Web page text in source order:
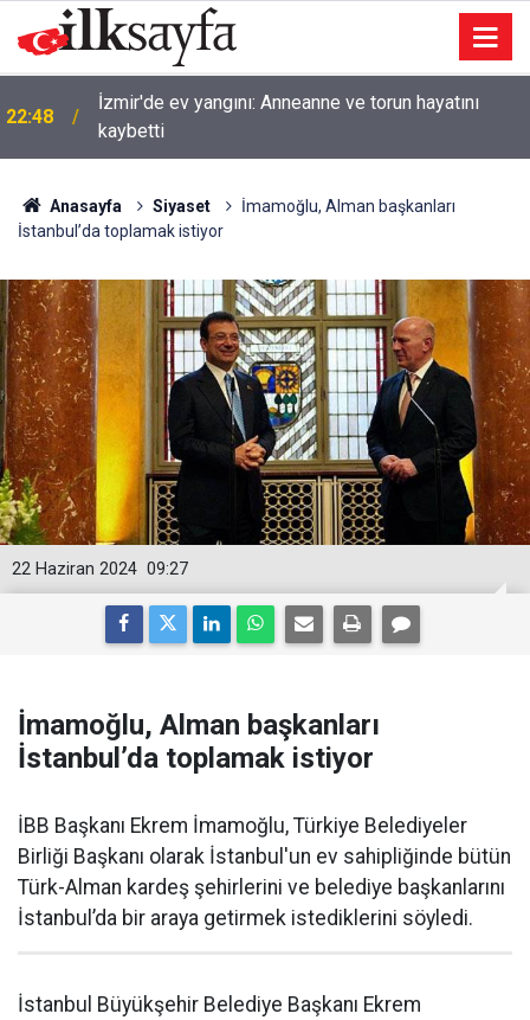
22:48
İzmir'de ev yangını: Anneanne ve torun hayatını
kaybetti
Anasayfa Siyaset
İmamoğlu, Alman başkanları
İstanbul’da toplamak istiyor
09:27
22 Haziran 2024
İmamoğlu, Alman başkanları
İstanbul’da toplamak istiyor
İBB Başkanı Ekrem İmamoğlu, Türkiye Belediyeler
Birliği Başkanı olarak İstanbul'un ev sahipliğinde bütün
Türk-Alman kardeş şehirlerini ve belediye başkanlarını
İstanbul’da bir araya getirmek istediklerini söyledi.
İstanbul Büyükşehir Belediye Başkanı Ekrem